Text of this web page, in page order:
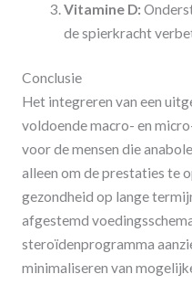
Vitamine D:
de spierkracht
Conclusie
Het integreren van een
voldoende macro- en
voor de mensen die
alleen om de prestaties te
gezondheid op lange
afgestemd
steroïdenprogramma
minimaliseren van